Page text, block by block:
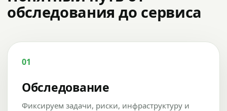
обследования до сервиса
01
Обследование
Фиксируем задачи, риски, инфраструктуру и